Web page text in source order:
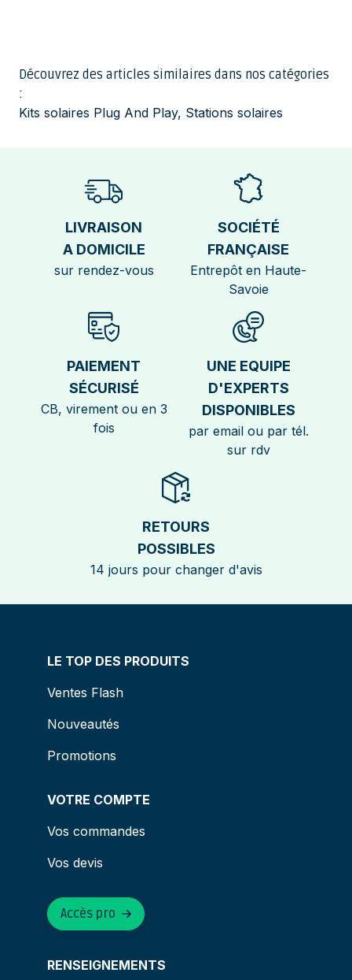
Découvrez des articles similaires dans nos catégories
:
Kits solaires Plug And Play, Stations solaires
LIVRAISON
A DOMICILE
sur rendez-vous
SOCIÉTÉ
FRANÇAISE
Entrepôt en Haute-
Savoie
PAIEMENT
SÉCURISÉ
CB, virement ou en 3
fois
UNE EQUIPE
D'EXPERTS
DISPONIBLES
par email ou par tél.
sur rdv
RETOURS
POSSIBLES
14 jours pour changer d'avis
LE TOP DES PRODUITS
Ventes Flash
Nouveautés
Promotions
VOTRE COMPTE
Vos commandes
Vos devis
RENSEIGNEMENTS
Accès pro